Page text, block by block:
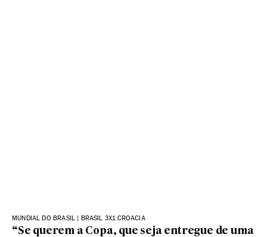
MUNDIAL DO BRASIL | BRASIL 3X1 CROACIA
“Se querem a Copa, que seja entregue de uma